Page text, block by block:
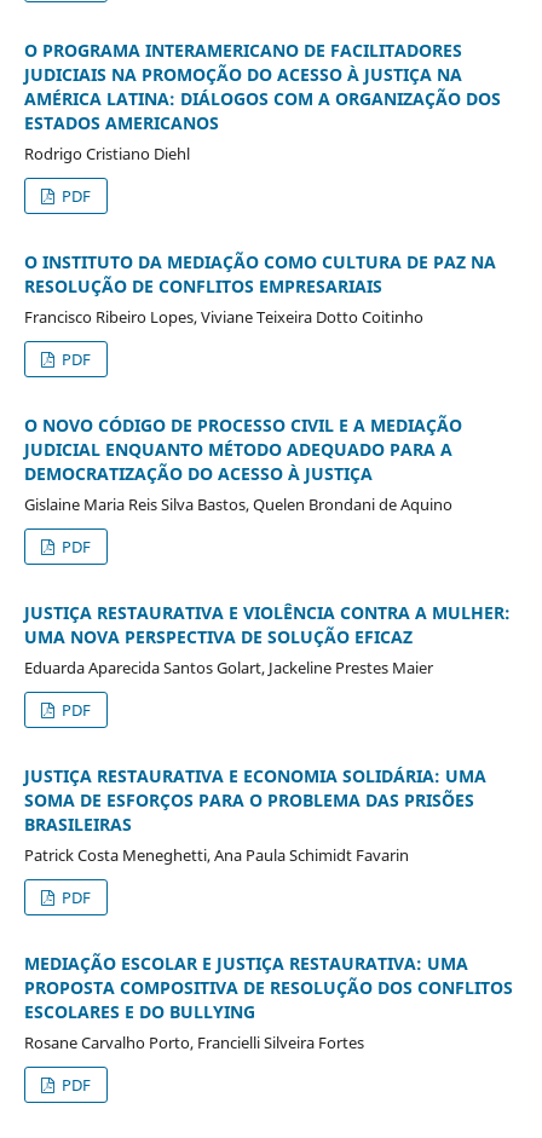
O PROGRAMA INTERAMERICANO DE FACILITADORES
JUDICIAIS NA PROMOÇÃO DO ACESSO À JUSTIÇA NA
AMÉRICA LATINA: DIÁLOGOS COM A ORGANIZAÇÃO DOS
ESTADOS AMERICANOS
Rodrigo Cristiano Diehl
PDF
O INSTITUTO DA MEDIAÇÃO COMO CULTURA DE PAZ NA
RESOLUÇÃO DE CONFLITOS EMPRESARIAIS
Francisco Ribeiro Lopes, Viviane Teixeira Dotto Coitinho
PDF
O NOVO CÓDIGO DE PROCESSO CIVIL E A MEDIAÇÃO
JUDICIAL ENQUANTO MÉTODO ADEQUADO PARA A
DEMOCRATIZAÇÃO DO ACESSO À JUSTIÇA
Gislaine Maria Reis Silva Bastos, Quelen Brondani de Aquino
PDF
JUSTIÇA RESTAURATIVA E VIOLÊNCIA CONTRA A MULHER:
UMA NOVA PERSPECTIVA DE SOLUÇÃO EFICAZ
Eduarda Aparecida Santos Golart, Jackeline Prestes Maier
PDF
JUSTIÇA RESTAURATIVA E ECONOMIA SOLIDÁRIA: UMA
SOMA DE ESFORÇOS PARA O PROBLEMA DAS PRISÕES
BRASILEIRAS
Patrick Costa Meneghetti, Ana Paula Schimidt Favarin
PDF
MEDIAÇÃO ESCOLAR E JUSTIÇA RESTAURATIVA: UMA
PROPOSTA COMPOSITIVA DE RESOLUÇÃO DOS CONFLITOS
ESCOLARES E DO BULLYING
Rosane Carvalho Porto, Francielli Silveira Fortes
PDF